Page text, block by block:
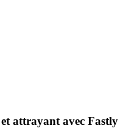
attrayant avec Fastly